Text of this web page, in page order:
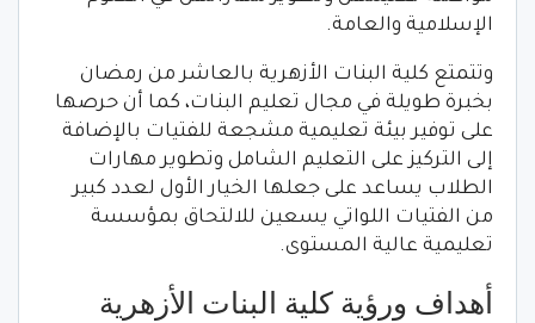
الإسلامية والعامة.
وتتمتع كلية البنات الأزهرية بالعاشر من رمضان
بخبرة طويلة في مجال تعليم البنات، كما أن حرصها
على توفير بيئة تعليمية مشجعة للفتيات بالإضافة
إلى التركيز على التعليم الشامل وتطوير مهارات
الطلاب يساعد على جعلها الخيار الأول لعدد كبير
من الفتيات اللواتي يسعين للالتحاق بمؤسسة
تعليمية عالية المستوى.
أهداف ورؤية كلية البنات الأزهرية